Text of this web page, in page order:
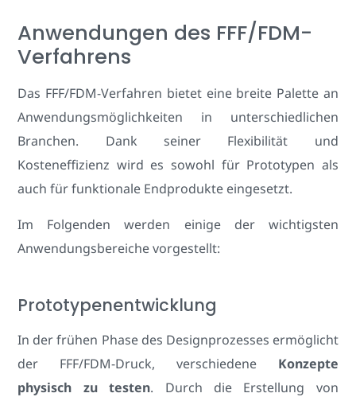
Anwendungen des FFF/FDM-
Verfahrens
Das FFF/FDM-Verfahren bietet eine breite Palette an
Anwendungsmöglichkeiten in unterschiedlichen
Branchen. Dank seiner Flexibilität und
Kosteneffizienz wird es sowohl für Prototypen als
auch für funktionale Endprodukte eingesetzt.
Im Folgenden werden einige der wichtigsten
Anwendungsbereiche vorgestellt:
Prototypenentwicklung
In der frühen Phase des Designprozesses ermöglicht
der FFF/FDM-Druck, verschiedene Konzepte
physisch zu testen. Durch die Erstellung von